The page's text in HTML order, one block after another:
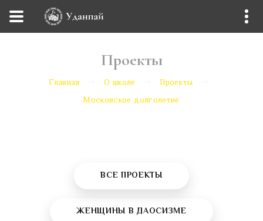
Проекты
Главная О школе
Проекты
Московское долголетие
ВСЕ ПРОЕКТЫ
ЖЕНЩИНЫ В ДАОСИЗМЕ